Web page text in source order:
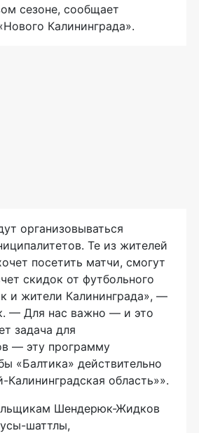
сезоне, сообщает
Калининграда».
организовываться
Те из жителей
посетить матчи, смогут
скидок от футбольного
и жители Калининграда», —
— Для нас важно — и это
задача для
— эту программу
«Балтика» действительно
Калининградская область»».
Шендерюк-Жидков
шаттлы,